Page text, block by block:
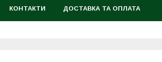
КОНТАКТИ ДОСТАВКА ТА ОПЛАТА